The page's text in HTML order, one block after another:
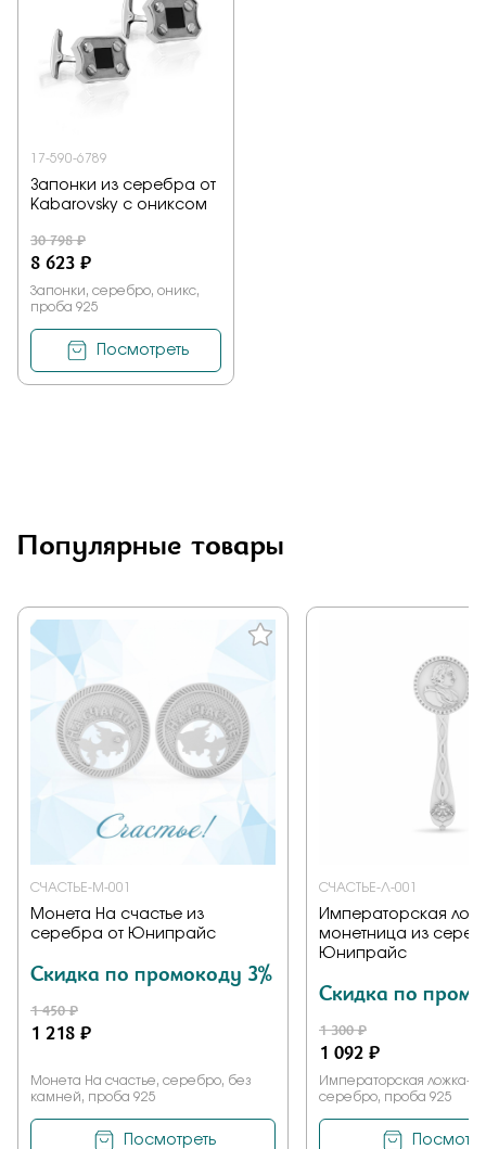
17-590-6789
Запонки из серебра от
Kabarovsky с ониксом
30 798 ₽
8 623 ₽
Запонки, серебро, оникс,
проба 925
Посмотреть
Популярные товары
СЧАСТЬЕ-М-001
Монета На счастье из
серебра от Юнипрайс
Скидка по промокоду 3%
1 450 ₽
1 218 ₽
Монета На счастье, серебро, без
камней, проба 925
Посмотреть
СЧАСТЬЕ-Л-001
Императорская
монетница из
Юнипрайс
Скидка по
1 300 ₽
1 092 ₽
Императорская ложка-
серебро, проба 925
Заказать
политики конфиденциальности